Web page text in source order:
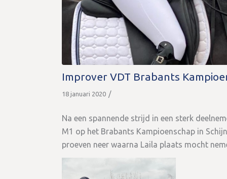
Improver VDT Brabants
18 januari 2020 /
Na een spannende strijd in een sterk
M1 op het Brabants Kampioenschap in
proeven neer waarna Laila plaats mocht